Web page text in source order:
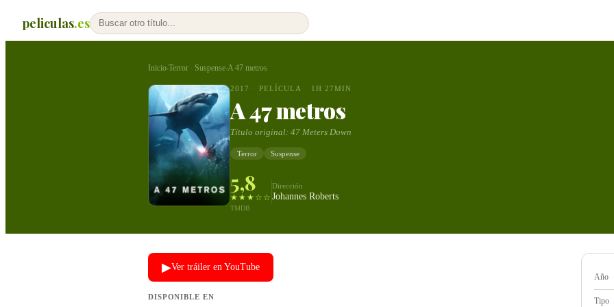
peliculas.es
Inicio›Terror · Suspense›A 47 metros
2017 PELÍCULA 1H 27MIN
A 47 metros
Título original: 47 Meters Down
Terror Suspense
5,8
★★★☆☆
TMDB
Dirección
Johannes Roberts
▶Ver tráiler en YouTube
DISPONIBLE EN
Año
Tipo